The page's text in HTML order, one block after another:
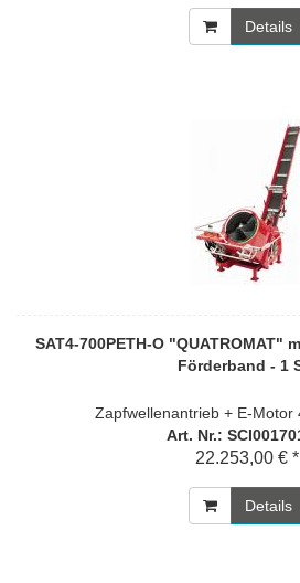
Details
SAT4-700PETH-O "QUATROMAT"
Förderband - 1
Zapfwellenantrieb + E-Motor
Art. Nr.:
22.253,00 € *
Details